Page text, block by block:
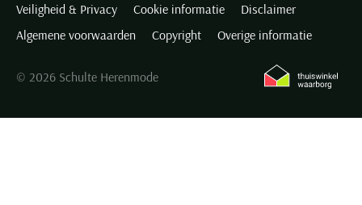
Veiligheid & Privacy Cookie informatie
Disclaimer
Algemene voorwaarden
Copyright Overige informatie
© 2026 Schulte Herenmode